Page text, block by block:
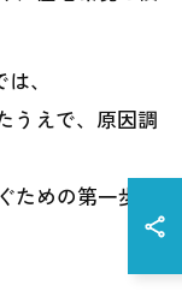
、
うえで、原因調
めの第一歩